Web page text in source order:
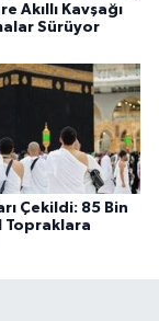
Akıllı Kavşağı
Sürüyor
Çekildi: 85 Bin
Topraklara